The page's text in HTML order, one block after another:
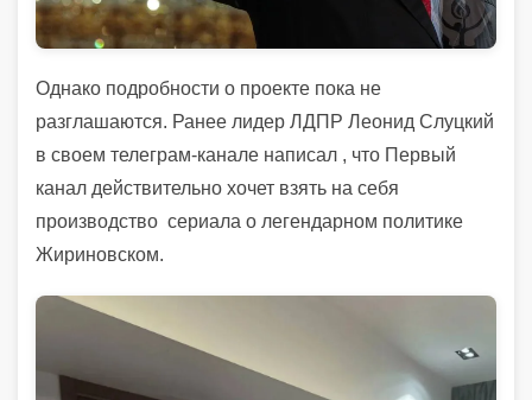
Однако подробности о проекте пока не
разглашаются. Ранее лидер ЛДПР Леонид Слуцкий
в своем телеграм-канале написал , что Первый
канал действительно хочет взять на себя
производство сериала о легендарном политике
Жириновском.